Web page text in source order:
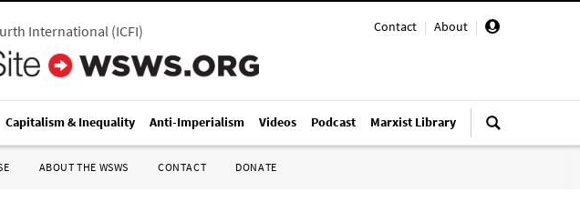
Contact | About |
International(ICFI)
Capitalism & Inequality Anti-Imperialism Videos Podcast Marxist Library
ABOUT THE WSWS CONTACT DONATE